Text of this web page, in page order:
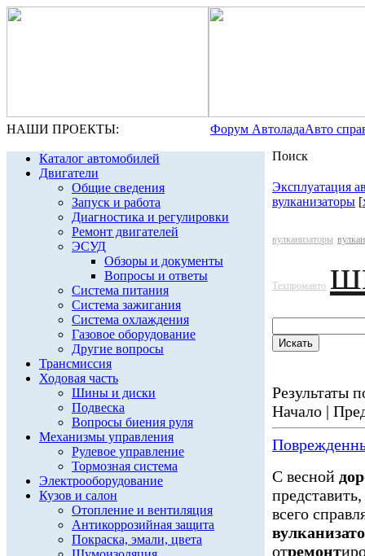
НАШИ ПРОЕКТЫ: Форум АвтоладаАвто
Каталог автомобилей
Двигатели
Общие сведения
Запуск и работа
Диагностика и регулировки
Ремонт двигателей
ЭСУД
Обзоры и документы
Вопросы и ответы
Система питания
Система зажигания
Система охлаждения
Газовое оборудование
Другие вопросы
Трансмиссия
Ходовая часть
Шины и диски
Подвеска
Вопросы биения руля
Механизмы управления
Рулевое управление
Тормозная система
Электрооборудование
Кузов и салон
Отопление и вентиляция
Антикоррозийная защита
Покраска, эмали, цвета
Поиск
Эксплуатация
вулканизаторы [
вулканизаторы
Техпромавто
Результаты
Начало |
С весной
всего
отремонт